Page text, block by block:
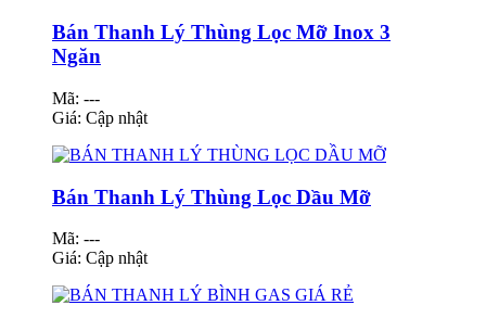
Bán Thanh Lý Thùng Lọc Mỡ Inox 3
Ngăn
Mã: ---
Giá: Cập nhật
Bán Thanh Lý Thùng Lọc Dầu Mỡ
Mã: ---
Giá: Cập nhật